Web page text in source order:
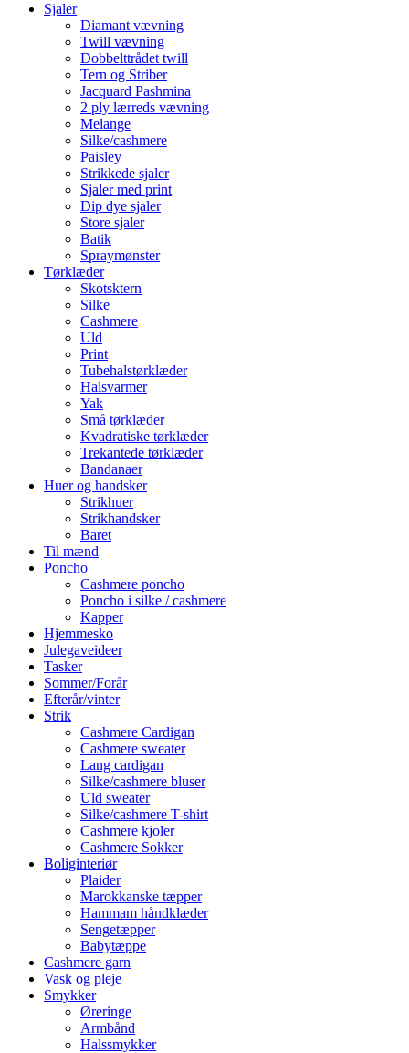
Sjaler
Diamant vævning
Twill vævning
Dobbelttrådet twill
Tern og Striber
Jacquard Pashmina
2 ply lærreds vævning
Melange
Silke/cashmere
Paisley
Strikkede sjaler
Sjaler med print
Dip dye sjaler
Store sjaler
Batik
Spraymønster
Tørklæder
Skotsktern
Silke
Cashmere
Uld
Print
Tubehalstørklæder
Halsvarmer
Yak
Små tørklæder
Kvadratiske tørklæder
Trekantede tørklæder
Bandanaer
Huer og handsker
Strikhuer
Strikhandsker
Baret
Til mænd
Poncho
Cashmere poncho
Poncho i silke / cashmere
Kapper
Hjemmesko
Julegaveideer
Tasker
Sommer/Forår
Efterår/vinter
Strik
Cashmere Cardigan
Cashmere sweater
Lang cardigan
Silke/cashmere bluser
Uld sweater
Silke/cashmere T-shirt
Cashmere kjoler
Cashmere Sokker
Boliginteriør
Plaider
Marokkanske tæpper
Hammam håndklæder
Sengetæpper
Babytæppe
Cashmere garn
Vask og pleje
Smykker
Øreringe
Armbånd
Halssmykker